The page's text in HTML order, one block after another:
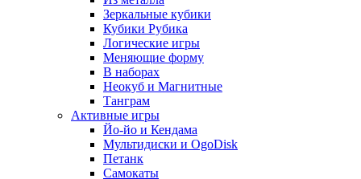
Зеркальные кубики
Кубики Рубика
Логические игры
Меняющие форму
В наборах
Неокуб и Магнитные
Танграм
Активные игры
Йо-йо и Кендама
Мультидиски и OgoDisk
Петанк
Самокаты